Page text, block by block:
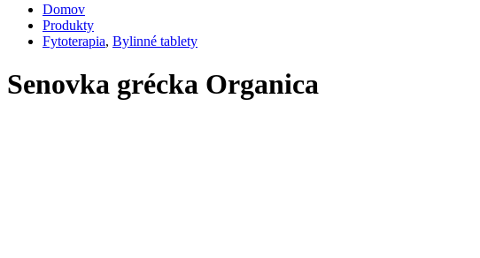
Domov
Produkty
Fytoterapia, Bylinné tablety
Senovka grécka Organica